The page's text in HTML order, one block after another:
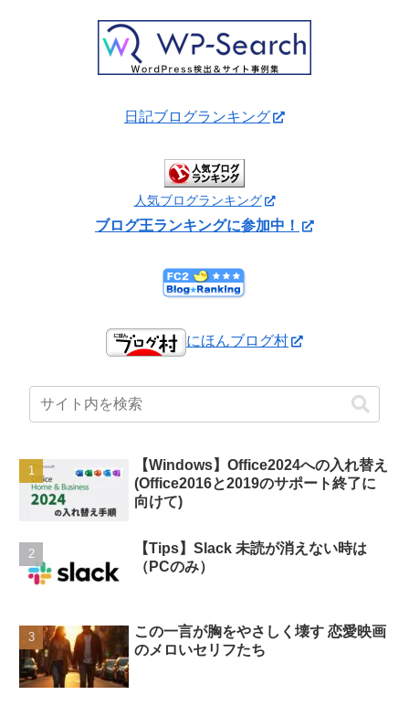
日記ブログランキング
人気ブログランキング
ブログ王ランキングに参加中！
にほんブログ村
【Windows】Office2024への入れ替え
(Office2016と2019のサポート終了に
向けて)
【Tips】Slack 未読が消えない時は
（PCのみ）
この一言が胸をやさしく壊す 恋愛映画
のメロいセリフたち